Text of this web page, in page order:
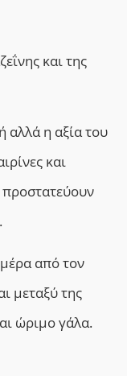
και της
αλλά η αξία του
και
από τον
μεταξύ της
ώριμο γάλα.